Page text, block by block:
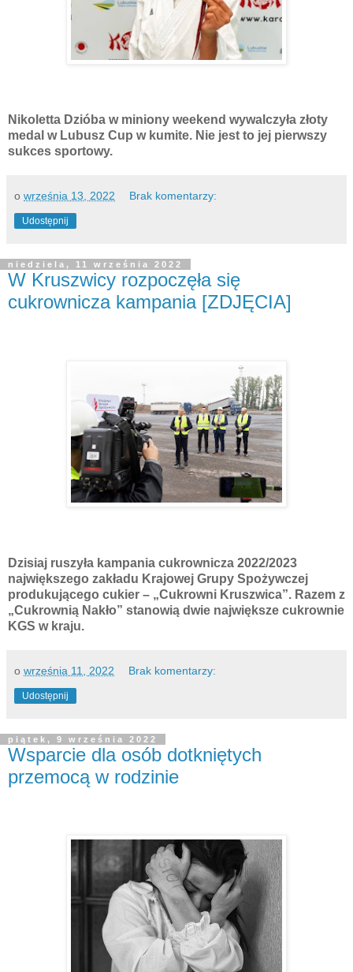
Nikoletta Dzióba w miniony weekend wywalczyła złoty
medal w Lubusz Cup w kumite. Nie jest to jej pierwszy
sukces sportowy.
o września 13, 2022 Brak komentarzy:
Udostępnij
niedziela, 11 września 2022
W Kruszwicy rozpoczęła się
cukrownicza kampania [ZDJĘCIA]
Dzisiaj ruszyła kampania cukrownicza 2022/2023
największego zakładu Krajowej Grupy Spożywczej
produkującego cukier – „Cukrowni Kruszwica”. Razem z
„Cukrownią Nakło” stanowią dwie największe cukrownie
KGS w kraju.
o września 11, 2022 Brak komentarzy:
Udostępnij
piątek, 9 września 2022
Wsparcie dla osób dotkniętych
przemocą w rodzinie